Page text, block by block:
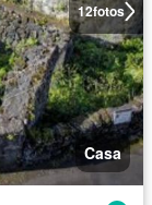
12fotos
Casa